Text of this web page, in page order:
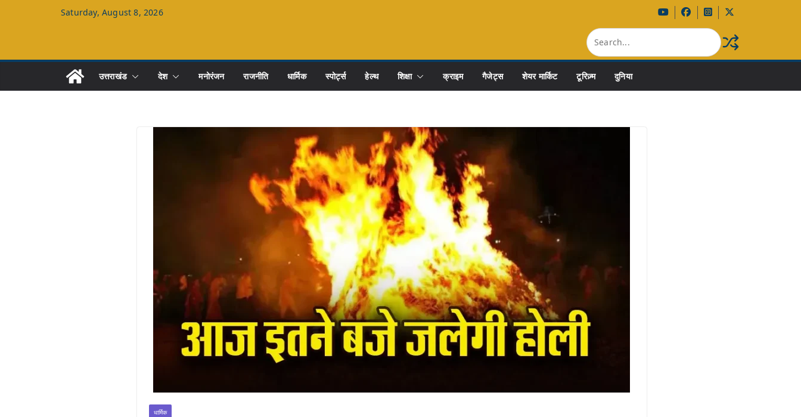
Saturday, August 8, 2026
उत्तराखंड देश मनोरंजन राजनीति धार्मिक स्पोर्ट्स हेल्थ शिक्षा क्राइम गैजेट्स शेयर मार्किट टूरिज़्म दुनिया
धार्मिक